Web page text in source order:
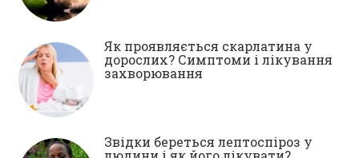
Як проявляється скарлатина у
дорослих? Симптоми і лікування
захворювання
Звідки береться лептоспіроз у